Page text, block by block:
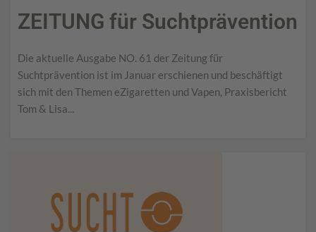
ZEITUNG für Suchtprävention
Die aktuelle Ausgabe NO. 61 der Zeitung für
Suchtprävention ist im Januar erschienen und beschäftigt
sich mit den Themen eZigaretten und Vapen, Praxisbericht
Tom & Lisa...